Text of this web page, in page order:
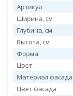
Артикул
Ширина, см
Глубина, см
Высота, см
Форма
Цвет
Материал фасада
Цвет фасада